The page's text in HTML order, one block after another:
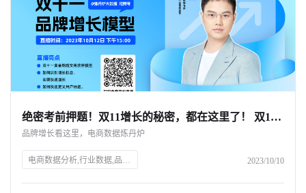
绝密考前押题！双11增长的秘密，都在这里了！ 双11只能眼睁睁看着别人爆单？💔
品牌增长看这里，电商数据炼丹炉
电商数据分析,行业数据,品牌数据,店铺数据,商品数据,炼丹炉,全域数据覆盖,市场规模,行业发展趋势 2023/10/10